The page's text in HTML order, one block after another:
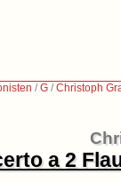
/G /Christoph
a 2